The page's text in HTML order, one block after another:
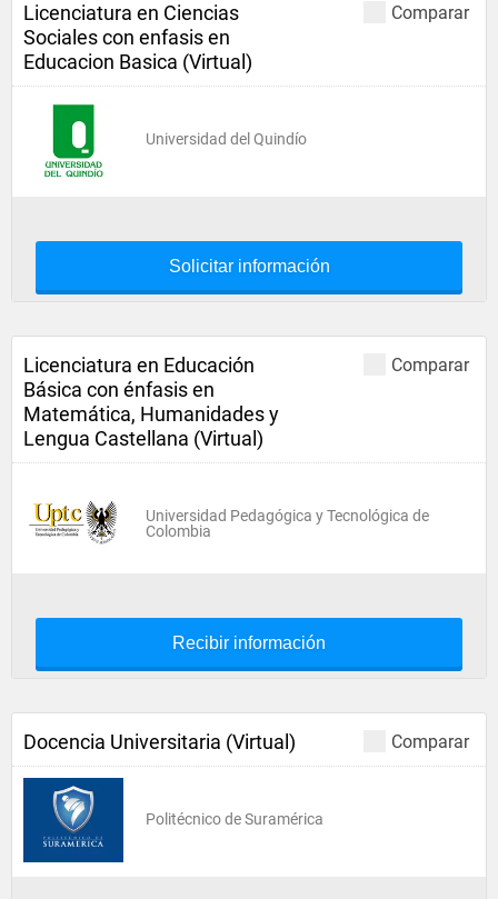
Comparar
Licenciatura en Ciencias
Sociales con enfasis en
Educacion Basica (Virtual)
Universidad del Quindío
Solicitar información
Comparar
Licenciatura en Educación
Básica con énfasis en
Matemática, Humanidades y
Lengua Castellana (Virtual)
Universidad Pedagógica y Tecnológica de
Colombia
Recibir información
Comparar
Docencia Universitaria (Virtual)
Politécnico de Suramérica